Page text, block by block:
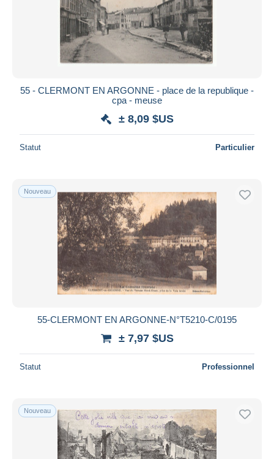
55 - CLERMONT EN ARGONNE - place de la republique -
cpa - meuse
± 8,09 $US
Statut Particulier
Nouveau
55-CLERMONT EN ARGONNE-N°T5210-C/0195
± 7,97 $US
Statut Professionnel
Nouveau